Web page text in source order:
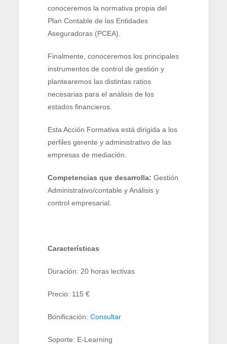
conoceremos la normativa propia del
Plan Contable de las Entidades
Aseguradoras (PCEA).
Finalmente, conoceremos los principales
instrumentos de control de gestión y
plantearemos las distintas ratios
necesarias para el análisis de los
estados financieros.
Esta Acción Formativa está dirigida a los
perfiles gerente y administrativo de las
empresas de mediación.
Competencias que desarrolla: Gestión
Administrativo/contable y Análisis y
control empresarial.
Características
Duración: 20 horas lectivas
Precio: 115 €
Bonificación: Consultar
Soporte: E-Learning